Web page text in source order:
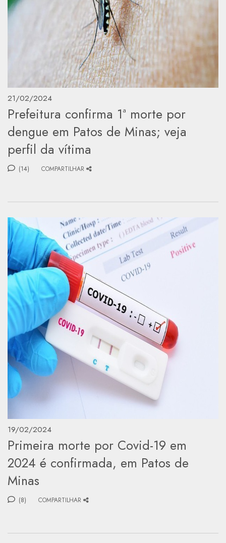
21/02/2024
Prefeitura confirma 1ª morte por
dengue em Patos de Minas; veja
perfil da vítima
(14) COMPARTILHAR
19/02/2024
Primeira morte por Covid-19 em
2024 é confirmada, em Patos de
Minas
(8) COMPARTILHAR